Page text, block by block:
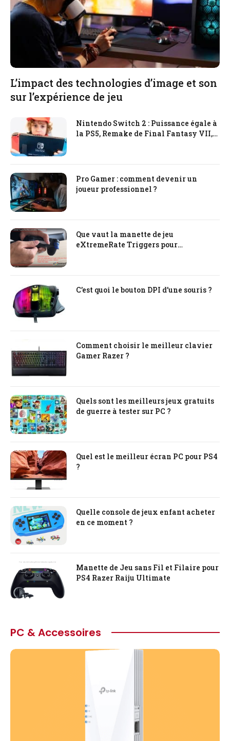
L’impact des technologies d’image et son
sur l’expérience de jeu
Nintendo Switch 2 : Puissance égale à
la PS5, Remake de Final Fantasy VII,
Pro Gamer : comment devenir un
joueur professionnel ?
Que vaut la manette de jeu
eXtremeRate Triggers pour
C’est quoi le bouton DPI d’une souris ?
Comment choisir le meilleur clavier
Gamer Razer ?
Quels sont les meilleurs jeux gratuits
de guerre à tester sur PC ?
Quel est le meilleur écran PC pour PS4
?
Quelle console de jeux enfant acheter
en ce moment ?
Manette de Jeu sans Fil et Filaire pour
PS4 Razer Raiju Ultimate
PC & Accessoires